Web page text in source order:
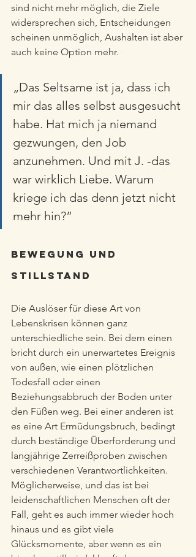
sind nicht mehr möglich, die Ziele
widersprechen sich, Entscheidungen
scheinen unmöglich, Aushalten ist aber
auch keine Option mehr.
„Das Seltsame ist ja, dass ich
mir das alles selbst ausgesucht
habe. Hat mich ja niemand
gezwungen, den Job
anzunehmen. Und mit J. -das
war wirklich Liebe. Warum
kriege ich das denn jetzt nicht
mehr hin?”
Bewegung und
Stillstand
Die Auslöser für diese Art von
Lebenskrisen können ganz
unterschiedliche sein. Bei dem einen
bricht durch ein unerwartetes Ereignis
von außen, wie einen plötzlichen
Todesfall oder einen
Beziehungsabbruch der Boden unter
den Füßen weg. Bei einer anderen ist
es eine Art Ermüdungsbruch, bedingt
durch beständige Überforderung und
langjährige Zerreißproben zwischen
verschiedenen Verantwortlichkeiten.
Möglicherweise, und das ist bei
leidenschaftlichen Menschen oft der
Fall, geht es auch immer wieder hoch
hinaus und es gibt viele
Glücksmomente, aber wenn es ein